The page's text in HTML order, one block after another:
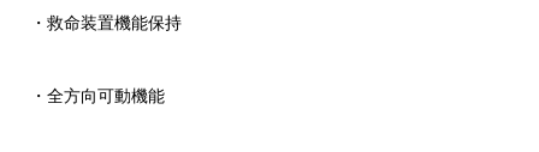
・救命装置機能保持
・全方向可動機能